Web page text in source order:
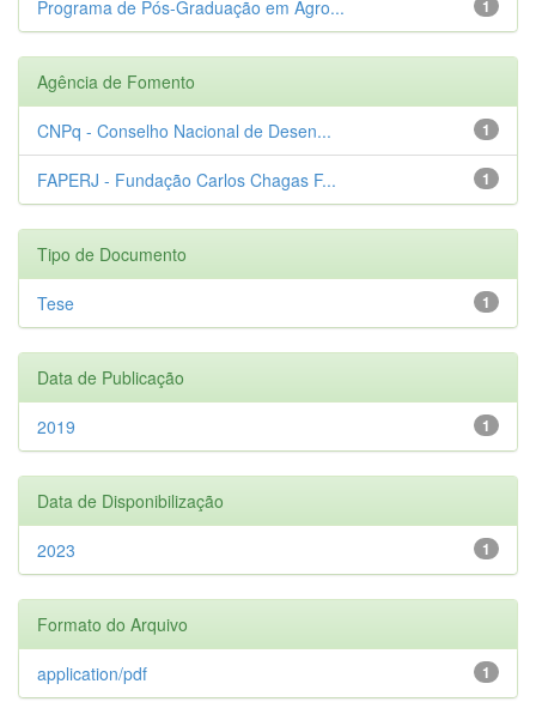
1
Programa de Pós-Graduação em Agro...
Agência de Fomento
1
CNPq - Conselho Nacional de Desen...
1
FAPERJ - Fundação Carlos Chagas F...
Tipo de Documento
1
Tese
Data de Publicação
1
2019
Data de Disponibilização
1
2023
Formato do Arquivo
1
application/pdf